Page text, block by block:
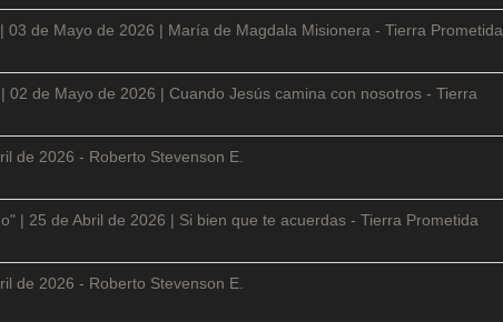
03 de Mayo de 2026 | María de Magdala Misionera - Tierra Prometida
02 de Mayo de 2026 | Cuando Jesús camina con nosotros - Tierra
de 2026 - Roberto Stevenson E.
| 25 de Abril de 2026 | Si bien que te acuerdas - Tierra Prometida
de 2026 - Roberto Stevenson E.